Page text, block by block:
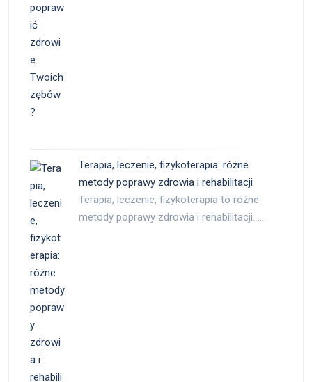
Terapia, leczenie, fizykoterapia: różne
metody poprawy zdrowia i rehabilitacji
Terapia, leczenie, fizykoterapia to różne
metody poprawy zdrowia i rehabilitacji. …